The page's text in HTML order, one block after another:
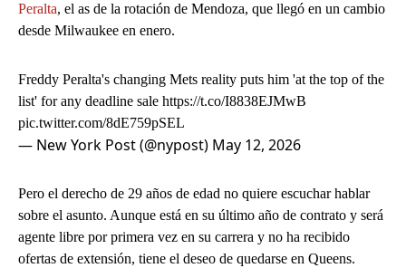
Peralta, el as de la rotación de Mendoza, que llegó en un cambio
desde Milwaukee en enero.
Freddy Peralta's changing Mets reality puts him 'at the top of the
list' for any deadline sale https://t.co/I8838EJMwB
pic.twitter.com/8dE759pSEL
— New York Post (@nypost) May 12, 2026
Pero el derecho de 29 años de edad no quiere escuchar hablar
sobre el asunto. Aunque está en su último año de contrato y será
agente libre por primera vez en su carrera y no ha recibido
ofertas de extensión, tiene el deseo de quedarse en Queens.